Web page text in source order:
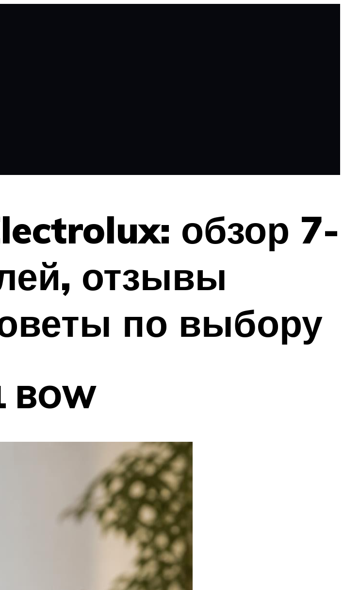
обзор 7-
отзывы
по выбору
BOW